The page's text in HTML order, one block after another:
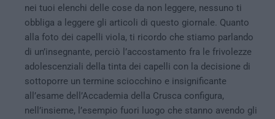
nei tuoi elenchi delle cose da non leggere, nessuno ti
obbliga a leggere gli articoli di questo giornale. Quanto
alla foto dei capelli viola, ti ricordo che stiamo parlando
di un’insegnante, perciò l’accostamento fra le frivolezze
adolescenziali della tinta dei capelli con la decisione di
sottoporre un termine sciocchino e insignificante
all’esame dell’Accademia della Crusca configura,
nell’insieme, l’esempio fuori luogo che stanno avendo gli